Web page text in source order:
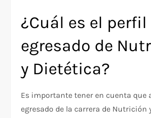
¿Cuál es el perfil
egresado de
y Dietética?
Es importante tener en cuenta que
egresado de la carrera de Nutrición